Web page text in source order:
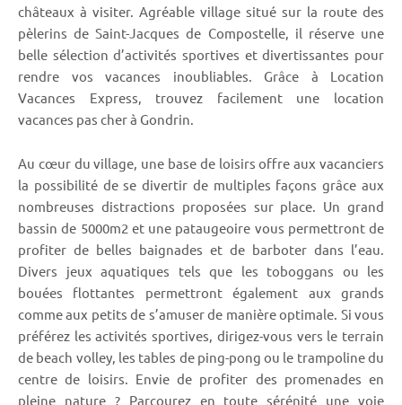
châteaux à visiter. Agréable village situé sur la route des
pèlerins de Saint-Jacques de Compostelle, il réserve une
belle sélection d’activités sportives et divertissantes pour
rendre vos vacances inoubliables. Grâce à Location
Vacances Express, trouvez facilement une location
vacances pas cher à Gondrin.
Au cœur du village, une base de loisirs offre aux vacanciers
la possibilité de se divertir de multiples façons grâce aux
nombreuses distractions proposées sur place. Un grand
bassin de 5000m2 et une pataugeoire vous permettront de
profiter de belles baignades et de barboter dans l’eau.
Divers jeux aquatiques tels que les toboggans ou les
bouées flottantes permettront également aux grands
comme aux petits de s’amuser de manière optimale. Si vous
préférez les activités sportives, dirigez-vous vers le terrain
de beach volley, les tables de ping-pong ou le trampoline du
centre de loisirs. Envie de profiter des promenades en
pleine nature ? Parcourez en toute sérénité une voie